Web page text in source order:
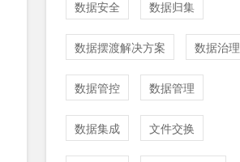
数据安全 数据归集
数据摆渡解决方案 数据治理
数据管控 数据管理
数据集成 文件交换